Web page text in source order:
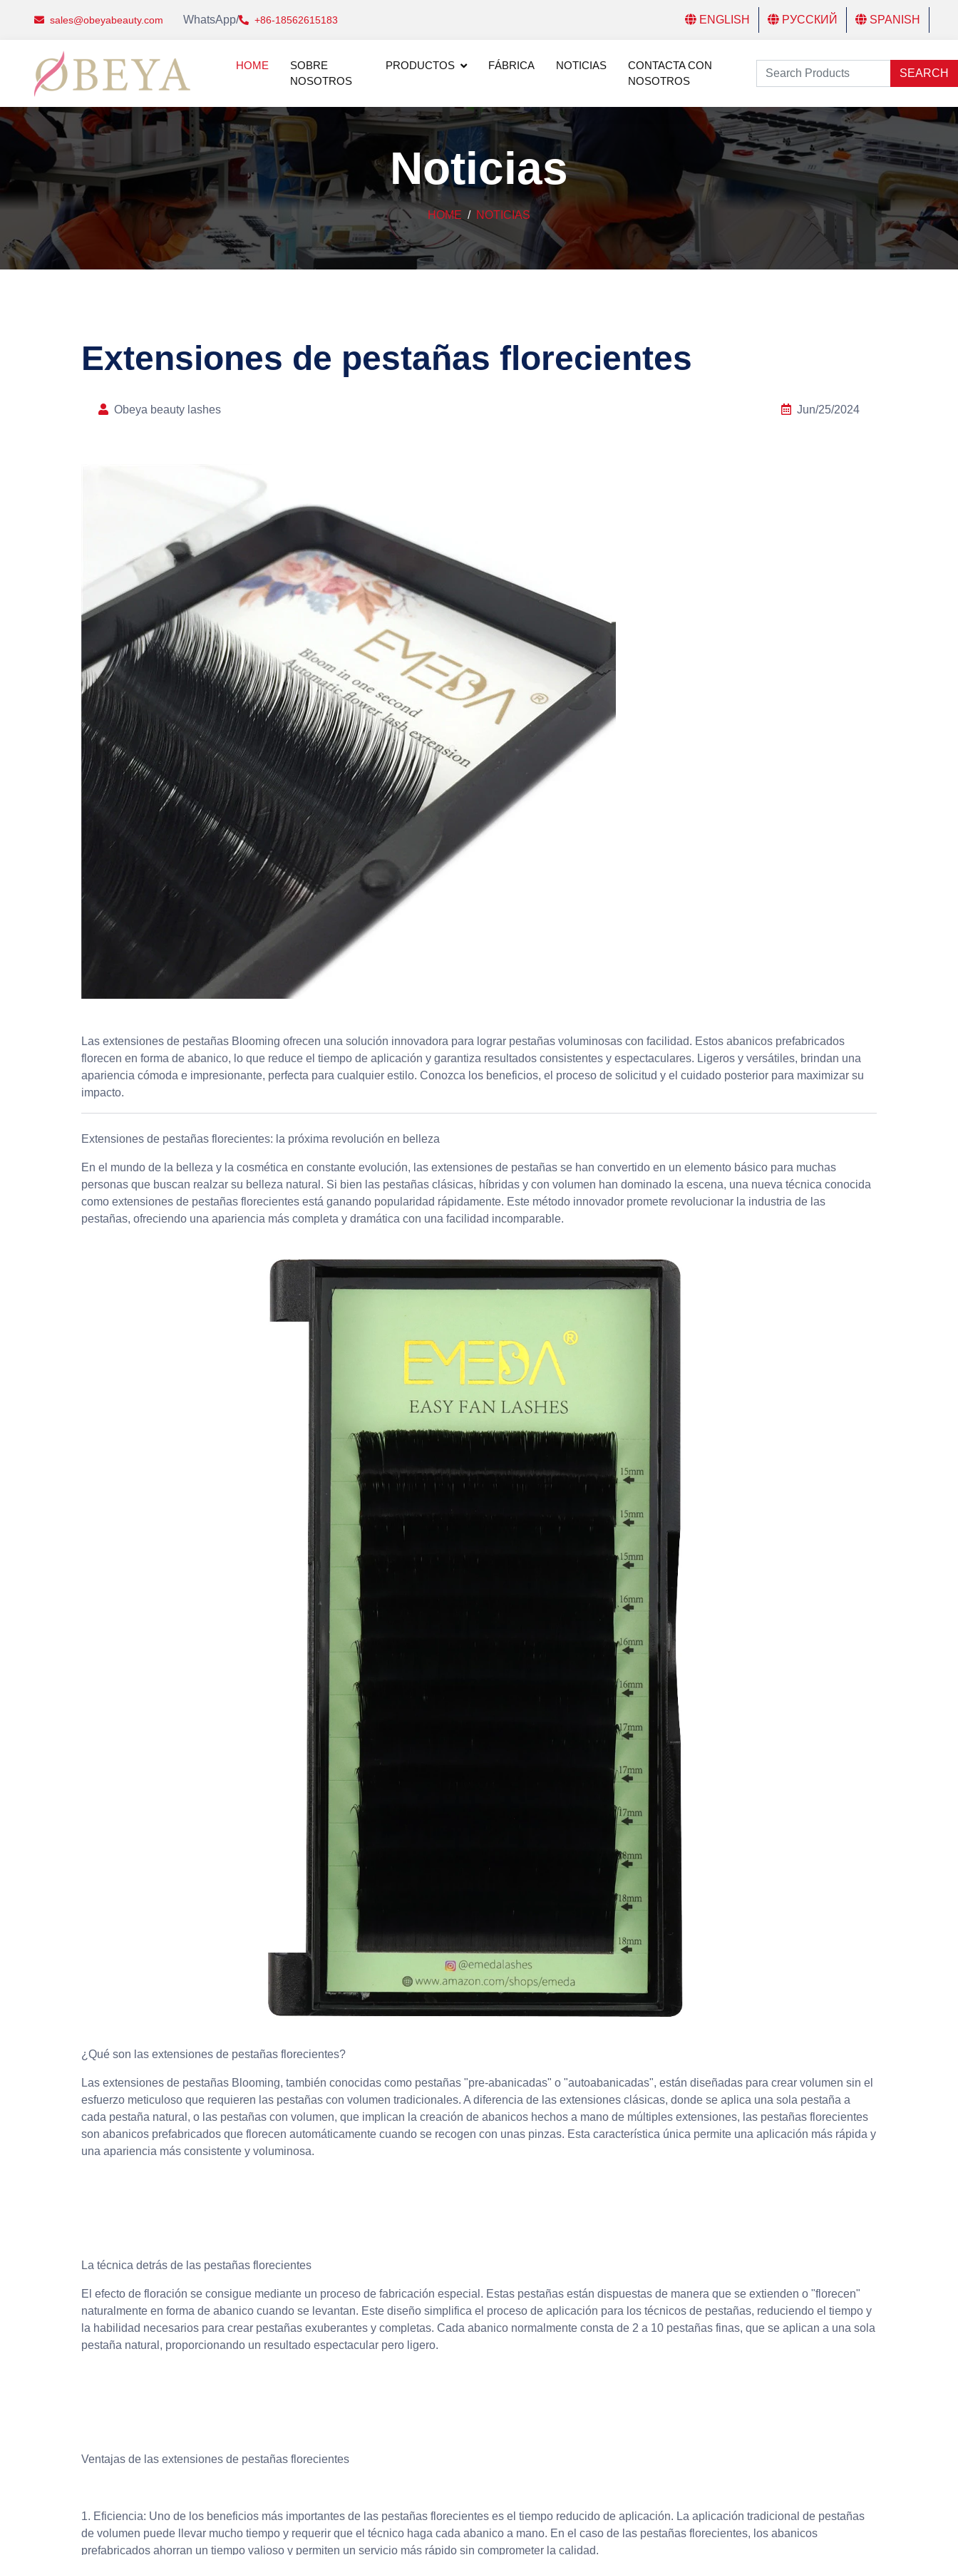
sales@obeyabeauty.com WhatsApp/ +86-18562615183 ENGLISH РУССКИЙ SPANISH
HOME
SOBRE
NOSOTROS
PRODUCTOS FÁBRICA NOTICIAS
CONTACTA CON
NOSOTROS
SEARCH
Noticias
HOME NOTICIAS
Extensiones de pestañas florecientes
Obeya beauty lashes Jun/25/2024
Las extensiones de pestañas Blooming ofrecen una solución innovadora para lograr pestañas voluminosas con facilidad. Estos abanicos prefabricados
florecen en forma de abanico, lo que reduce el tiempo de aplicación y garantiza resultados consistentes y espectaculares. Ligeros y versátiles, brindan una
apariencia cómoda e impresionante, perfecta para cualquier estilo. Conozca los beneficios, el proceso de solicitud y el cuidado posterior para maximizar su
impacto.
Extensiones de pestañas florecientes: la próxima revolución en belleza
En el mundo de la belleza y la cosmética en constante evolución, las extensiones de pestañas se han convertido en un elemento básico para muchas
personas que buscan realzar su belleza natural. Si bien las pestañas clásicas, híbridas y con volumen han dominado la escena, una nueva técnica conocida
como extensiones de pestañas florecientes está ganando popularidad rápidamente. Este método innovador promete revolucionar la industria de las
pestañas, ofreciendo una apariencia más completa y dramática con una facilidad incomparable.
¿Qué son las extensiones de pestañas florecientes?
Las extensiones de pestañas Blooming, también conocidas como pestañas "pre-abanicadas" o "autoabanicadas", están diseñadas para crear volumen sin el
esfuerzo meticuloso que requieren las pestañas con volumen tradicionales. A diferencia de las extensiones clásicas, donde se aplica una sola pestaña a
cada pestaña natural, o las pestañas con volumen, que implican la creación de abanicos hechos a mano de múltiples extensiones, las pestañas florecientes
son abanicos prefabricados que florecen automáticamente cuando se recogen con unas pinzas. Esta característica única permite una aplicación más rápida y
una apariencia más consistente y voluminosa.
La técnica detrás de las pestañas florecientes
El efecto de floración se consigue mediante un proceso de fabricación especial. Estas pestañas están dispuestas de manera que se extienden o "florecen"
naturalmente en forma de abanico cuando se levantan. Este diseño simplifica el proceso de aplicación para los técnicos de pestañas, reduciendo el tiempo y
la habilidad necesarios para crear pestañas exuberantes y completas. Cada abanico normalmente consta de 2 a 10 pestañas finas, que se aplican a una sola
pestaña natural, proporcionando un resultado espectacular pero ligero.
Ventajas de las extensiones de pestañas florecientes
1. Eficiencia: Uno de los beneficios más importantes de las pestañas florecientes es el tiempo reducido de aplicación. La aplicación tradicional de pestañas
de volumen puede llevar mucho tiempo y requerir que el técnico haga cada abanico a mano. En el caso de las pestañas florecientes, los abanicos
prefabricados ahorran un tiempo valioso y permiten un servicio más rápido sin comprometer la calidad.